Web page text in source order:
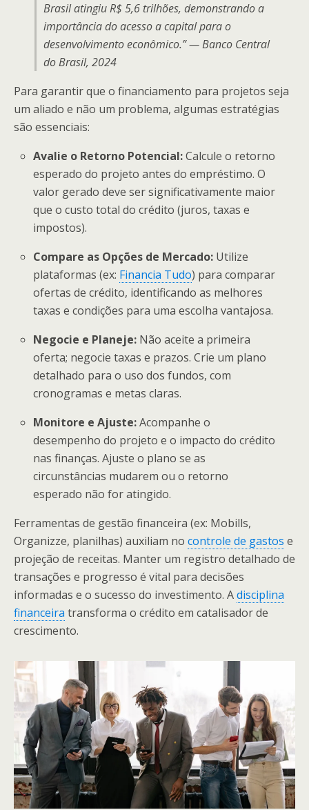
Brasil atingiu R$ 5,6 trilhões, demonstrando a
importância do acesso a capital para o
desenvolvimento econômico.” — Banco Central
do Brasil, 2024
Para garantir que o financiamento para projetos seja
um aliado e não um problema, algumas estratégias
são essenciais:
Avalie o Retorno Potencial:Calcule o retorno
esperado do projeto antes do empréstimo. O
valor gerado deve ser significativamente maior
que o custo total do crédito (juros, taxas e
impostos).
Compare as Opções de Mercado: Utilize
plataformas (ex: Financia Tudo) para comparar
ofertas de crédito, identificando as melhores
taxas e condições para uma escolha vantajosa.
Negocie e Planeje: Não aceite a primeira
oferta; negocie taxas e prazos. Crie um plano
detalhado para o uso dos fundos, com
cronogramas e metas claras.
Monitore e Ajuste:Acompanhe o
desempenho do projeto e o impacto do crédito
nas finanças. Ajuste o plano se as
circunstâncias mudarem ou o retorno
esperado não for atingido.
Ferramentas de gestão financeira (ex: Mobills,
Organizze, planilhas) auxiliam no controle de gastos e
projeção de receitas. Manter um registro detalhado de
transações e progresso é vital para decisões
informadas e o sucesso do investimento. Adisciplina
financeira transforma o crédito em catalisador de
crescimento.